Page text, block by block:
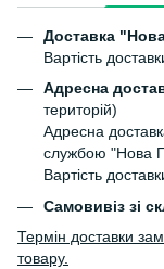
Доставка
Вартість
Адресна
територій)
Адресна
службою "Нова
Вартість
Самовивіз зі
Термін доставки
товару.